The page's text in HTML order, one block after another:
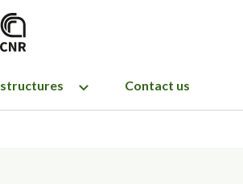
Contact us